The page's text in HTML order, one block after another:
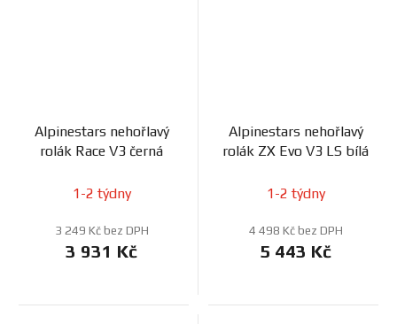
Alpinestars nehořlavý
rolák Race V3 černá
1-2 týdny
3 249 Kč bez DPH
3 931 Kč
Alpinestars nehořlavý
rolák ZX Evo V3 LS bílá
1-2 týdny
4 498 Kč bez DPH
5 443 Kč